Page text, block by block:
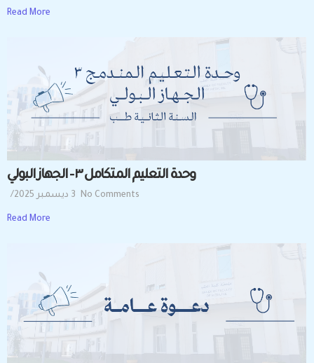
Read More
وحدة التعليم المتكامل ٣ – الجهاز البولي
3 ديسمبر 2025 / No Comments
Read More